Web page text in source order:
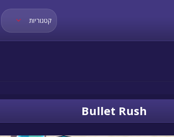
קטגוריות
Bullet Rush